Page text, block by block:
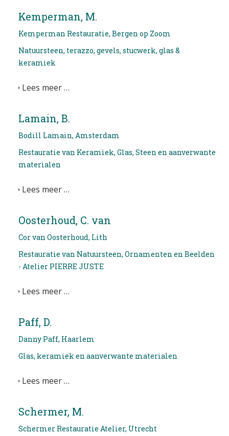
Kemperman, M.
Kemperman Restauratie, Bergen op Zoom
Natuursteen, terazzo, gevels, stucwerk, glas &
keramiek
Lees meer …
Lamain, B.
Bodill Lamain, Amsterdam
Restauratie van Keramiek, Glas, Steen en aanverwante
materialen
Lees meer …
Oosterhoud, C. van
Cor van Oosterhoud, Lith
Restauratie van Natuursteen, Ornamenten en Beelden
- Atelier PIERRE JUSTE
Lees meer …
Paff, D.
Danny Paff, Haarlem
Glas, keramiek en aanverwante materialen
Lees meer …
Schermer, M.
Schermer Restauratie Atelier, Utrecht